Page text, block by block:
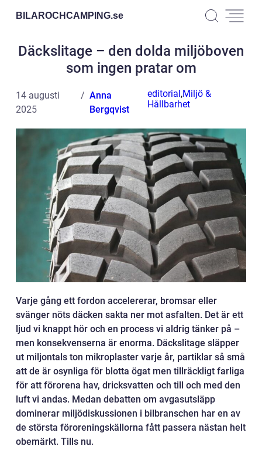
BILAROCHCAMPING.se
Däckslitage – den dolda miljöboven
som ingen pratar om
14 augusti
2025
Anna
Bergqvist
editorial,Miljö &
Hållbarhet
Varje gång ett fordon accelererar, bromsar eller
svänger nöts däcken sakta ner mot asfalten. Det är ett
ljud vi knappt hör och en process vi aldrig tänker på –
men konsekvenserna är enorma. Däckslitage släpper
ut miljontals ton mikroplaster varje år, partiklar så små
att de är osynliga för blotta ögat men tillräckligt farliga
för att förorena hav, dricksvatten och till och med den
luft vi andas. Medan debatten om avgasutsläpp
dominerar miljödiskussionen i bilbranschen har en av
de största föroreningskällorna fått passera nästan helt
obemärkt. Tills nu.